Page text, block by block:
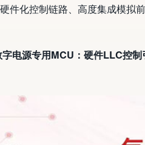
件化控制链路、高度集成模拟
电源专用MCU：硬件LLC控